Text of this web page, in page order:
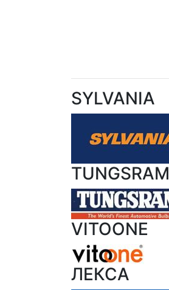
SYLVANIA
TUNGSRAM
VITOONE
ЛЕКСА